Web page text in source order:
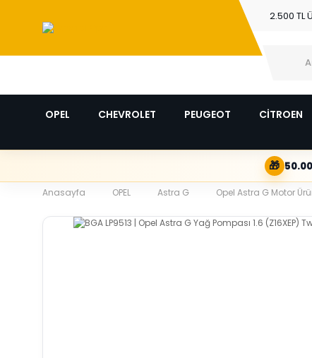
2.500 TL
OPEL CHEVROLET PEUGEOT CİTROEN
🎁
Anasayfa OPEL Astra G Opel Astra G Motor